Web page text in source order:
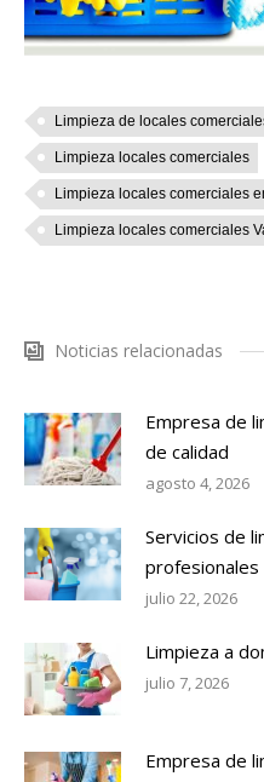
Limpieza de locales
Limpieza locales comerciales
Limpieza locales comerciales
Limpieza locales comerciales
Noticias relacionadas
Empresa de
de calidad
agosto 4, 2026
Servicios de
profesionales
julio 22, 2026
Limpieza a
julio 7, 2026
Empresa de